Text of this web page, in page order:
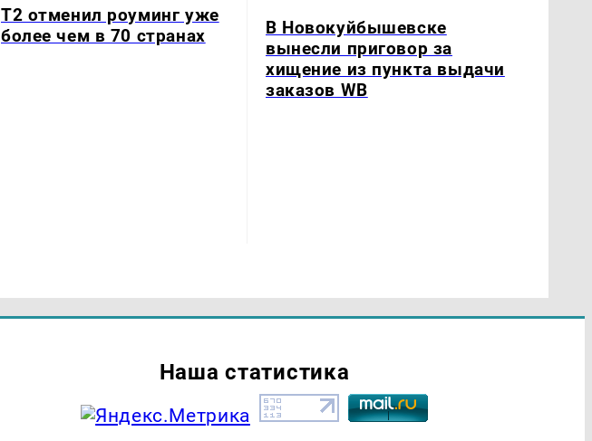
Т2 отменил роуминг уже
более чем в 70 странах
В Новокуйбышевске
вынесли приговор за
хищение из пункта выдачи
заказов WB
Наша статистика